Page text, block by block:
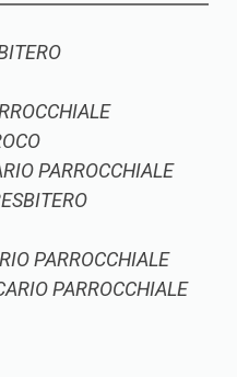
PARROCCHIALE
PARROCCHIALE
PARROCCHIALE